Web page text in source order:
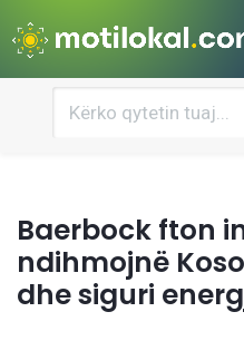
Baerbock fton
ndihmojnë
dhe siguri